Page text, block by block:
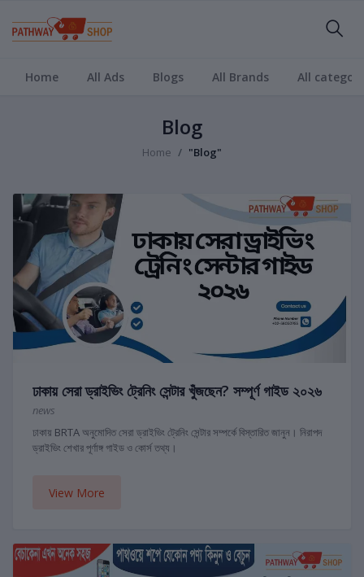
Home All Ads Blogs All Brands All
Blog
Home "Blog"
ঢাকায় সেরা ড্রাইভিং ট্রেনিং সেন্টার খুঁজছেন? সম্পূর্ণ গাইড ২০২৬
news
ঢাকায় BRTA অনুমোদিত সেরা ড্রাইভিং ট্রেনিং সেন্টার সম্পর্কে বিস্তারিত জানুন। নিরাপদ
ড্রাইভিং শেখার পূর্ণাঙ্গ গাইড ও কোর্স তথ্য।
View More